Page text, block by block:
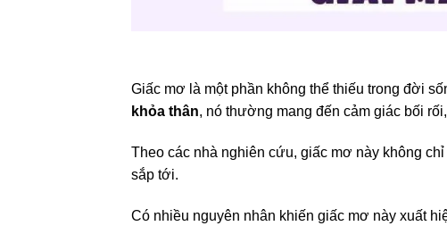
Giấc mơ là một phần không thể thiếu trong đời
khỏa thân, nó thường mang đến cảm giác bối
Theo các nhà nghiên cứu, giấc mơ này không
sắp tới.
Có nhiều nguyên nhân khiến giấc mơ này xuất